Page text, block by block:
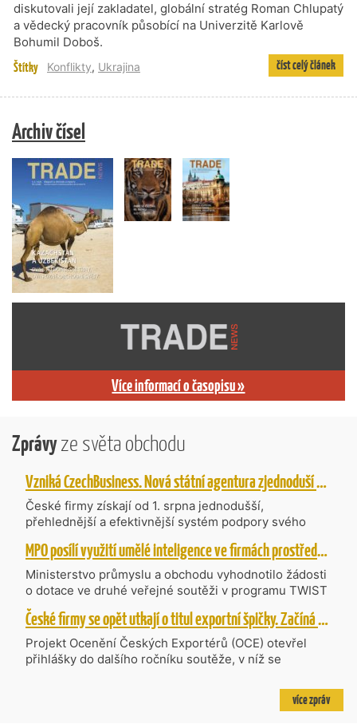
diskutovali její zakladatel, globální stratég Roman Chlupatý
a vědecký pracovník působící na Univerzitě Karlově
Bohumil Doboš.
Štítky Konflikty, Ukrajina číst celý článek
Archiv čísel
Více informací o časopisu »
Zprávyze světa obchodu
Vzniká CzechBusiness. Nová státní agentura zjednoduší podporu českých firem
České firmy získají od 1. srpna jednodušší,
přehlednější a efektivnější systém podpory svého
CzechBusiness, která propojuje dosavadní
kompetence agentur CzechTrade a CzechInvest.
Firmám nabídne jednoho partnera pro rozvoj od
inovací až po zahraniční expanzi.
MPO posílí využití umělé inteligence ve firmách prostřednictvím 40 projektů z programu TWIST
Ministerstvo průmyslu a obchodu vyhodnotilo žádosti
o dotace ve druhé veřejné soutěži v programu TWIST
– Transfer, Výzkum, Vývoj a Inovace pro Strategické
Technologie, do které bylo podáno 318 návrhů
projektů požadujících dotaci o celkovém objemu 4,27
mld. Kč. Částkou 630 mil. Kč bude podpořeno čtyřicet
nejlépe hodnocených projektů zaměřených na
výzkum v oblasti umělé inteligence a její aplikace do
podnikových procesů a do vývoje nových produktů na
České firmy se opět utkají o titul exportní špičky. Začíná další ročník Ocenění Českých Exportérů
Projekt Ocenění Českých Exportérů (OCE) otevřel
přihlášky do dalšího ročníku soutěže, v níž se
Projekt dlouhodobě vyzdvihuje, podporuje a oceňuje
podniky, které úspěšně prosazují své produkty avíce zpráv